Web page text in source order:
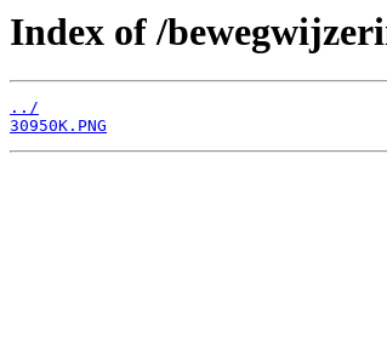
Index of /
../
30950K.PNG